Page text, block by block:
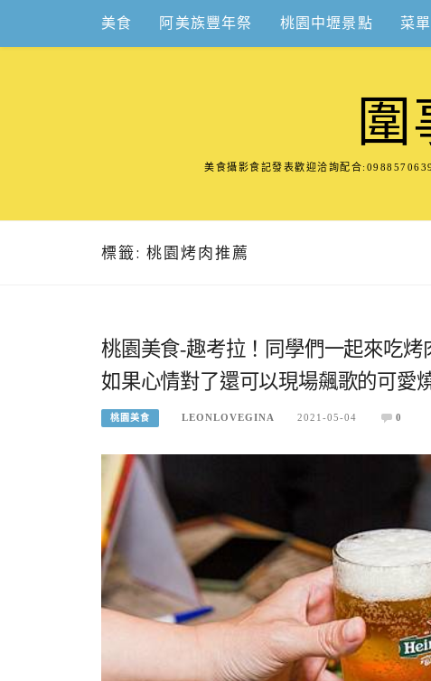
content
美食 阿美族豐年祭 桃園中壢景點 菜單
美食攝影食記發表歡迎洽詢配合
標籤: 桃園烤肉推薦
桃園美食-趣考拉！同學們一起來吃
如果心情對了還可以現場飆歌的可愛
桃園美食 LEONLOVEGINA 2021-05-04 0